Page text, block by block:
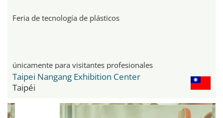
Feria de tecnología de plásticos
únicamente para visitantes profesionales
Taipei Nangang Exhibition Center
Taipéi